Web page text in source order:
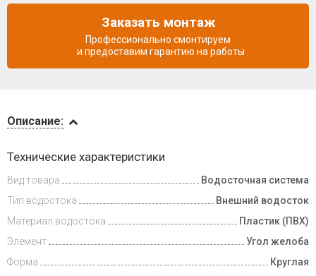
и оплата
Описание:
Технические характеристики
Вид товара
Водосточная система
Тип водостока
Внешний водосток
Материал водостока
Пластик (ПВХ)
Элемент
Угол желоба
Форма
Круглая
Заказать монтаж
Профессионально смонтируем
и предоставим гарантию на работы